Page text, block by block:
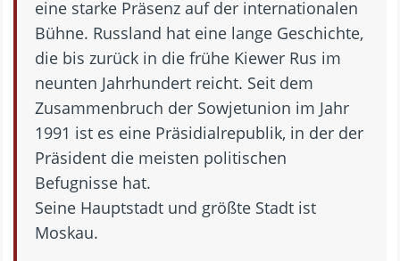
eine starke Präsenz auf der internationalen
Bühne. Russland hat eine lange Geschichte,
die bis zurück in die frühe Kiewer Rus im
neunten Jahrhundert reicht. Seit dem
Zusammenbruch der Sowjetunion im Jahr
1991 ist es eine Präsidialrepublik, in der der
Präsident die meisten politischen
Befugnisse hat.
Seine Hauptstadt und größte Stadt ist
Moskau.